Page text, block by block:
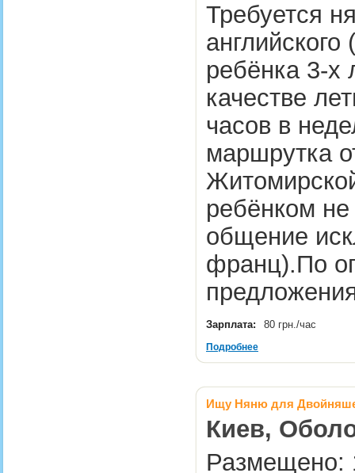
Требуется
ребёнка 3-х
качестве
часов в
маршрутка
ребёнком не
общение
франц).По
Зарплата: 80 грн./час
Подробнее
Ищу Няню для
Киев,
Размещено: